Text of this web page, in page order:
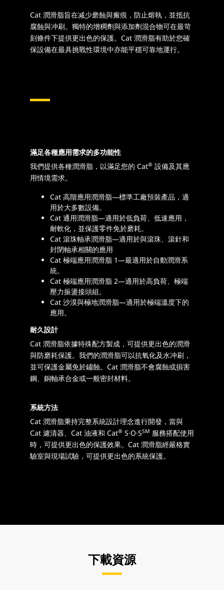
Cat 潤滑脂旨在减少磨蝕與瘢痕，防止熔執，並抵抗
腐蝕與冲刷。獨特的增稠劑與添加劑混合物可在最苛
刻條件下提供更出色的保護。Cat 潤滑脂有助於您確
保設備在最具挑戰性環境中亦能平穩可靠地運行。
滿足各種應用需求的多功能性
我們提供各種潤滑脂，以滿足您的 Cat® 設備及其應
用情境需求。
Cat 高階應用潤滑脂—標準工廠預裝產品，適
用於大多數設備。
Cat 通用潤滑脂—適用於低負荷、低速應用，
耐軟化，並保護零件免於磨耗。
Cat 滾珠軸承潤滑脂—適用於與滾珠、滾針和
封閉軸承相關的應用
Cat 極端應用潤滑脂 1—最適用於自動潤滑系
統。
Cat 極端應用潤滑脂 2—適用於高負荷、極端
壓力振盪接頭組。
Cat 沙漠與極地潤滑脂—適用於極端溫度下的
應用。
耐久設計
Cat 潤滑脂依據特殊配方製成，可提供更出色的潤滑
與防磨耗保護。我們的潤滑脂可以抗氧化及水冲刷，
並可保護金屬免於鏽蝕。Cat 潤滑脂不會腐蝕或損害
鋼、銅軸承合金或一般密封材料。
系統方法
Cat 潤滑脂秉持完整系統設計理念進行開發，當與
Cat 濾清器、Cat 油液和 Cat® S·O·SSM 服務搭配使用
時，可提供更出色的保護效果。Cat 潤滑脂經嚴格實
驗室與現場試驗，可提供更出色的系統保護。
下載資源